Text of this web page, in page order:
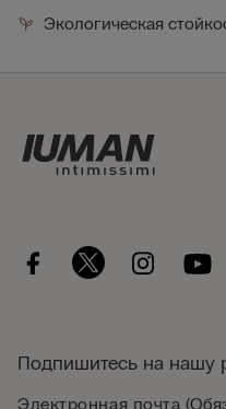
Экологическая
Подпишитесь на нашу